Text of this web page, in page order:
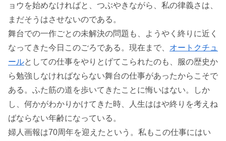
ョウを始めなければと、つぶやきながら、私の律義さは、
まだそうはさせないのである。
舞台での一作ごとの未解決の問題も、ようやく終りに近く
なってきた今日このごろである。現在まで、 オートクチュ
ールとしての仕事をやりとげてこられたのも、服の歴史か
ら勉強しなければならない舞台の仕事があったからこそで
ある。ふた筋の道を歩いてきたことに悔いはない。しか
し、何かがわかりかけてきた時、人生ははや終りを考えね
ばならない年齢になっている。
婦人画報は70周年を迎えたという。私もこの仕事にはい